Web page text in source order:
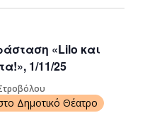
«Lilo και
1/11/25
Δημοτικό Θέατρο